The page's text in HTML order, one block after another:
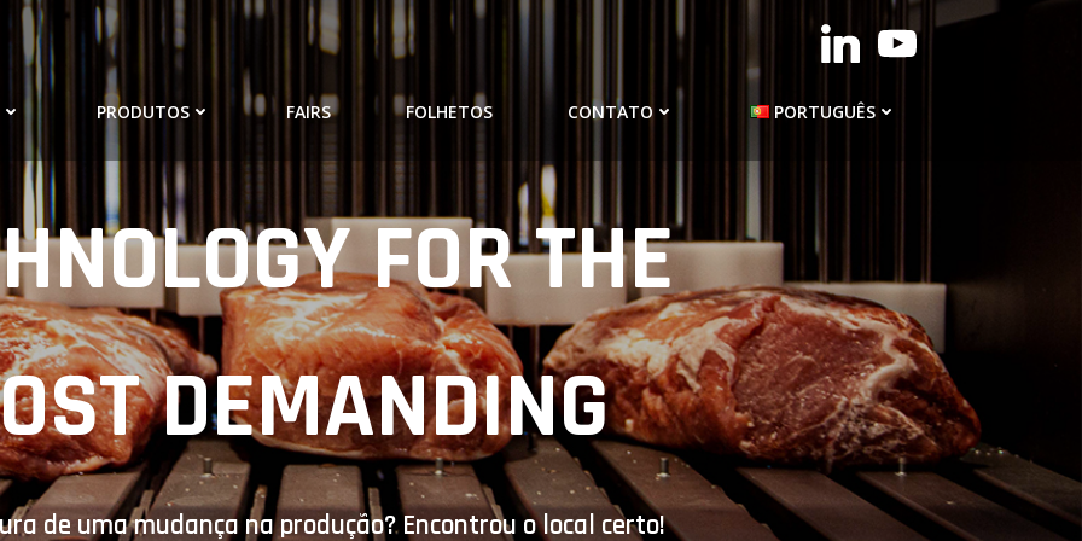
PRODUTOS FAIRS FOLHETOS CONTATO PORTUGUÊS
FOR THE
DEMANDING
de uma mudança na produção? Encontrou o local certo!